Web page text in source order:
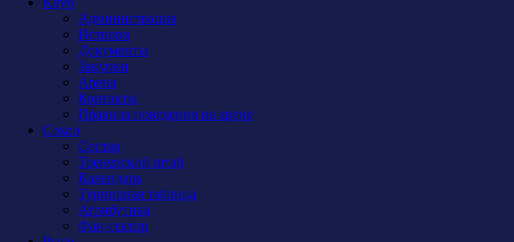
Администрация
История
Документы
Закупки
Арена
Контакты
Правила поведения на арене
Сокол
Состав
Тренерский штаб
Календарь
Турнирная таблица
Атрибутика
Фан-сектор